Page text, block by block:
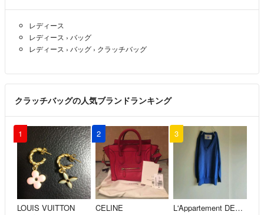
レディース
レディース › バッグ
レディース › バッグ › クラッチバッグ
クラッチバッグの人気ブランドランキング
1
LOUIS VUITTON
2
CELINE
3
L'Appartement DEUXIEME CLASSE